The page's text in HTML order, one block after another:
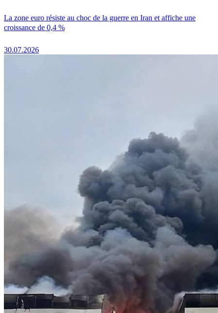
La zone euro résiste au choc de la guerre en Iran et affiche une
croissance de 0,4 %
30.07.2026